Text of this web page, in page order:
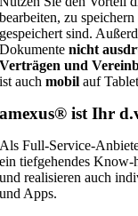
bearbeiten, zu
gespeichert sind.
Dokumentenicht
Verträgen und
ist auchmobil auf
amexus® ist Ihr
Als Full-Service-
ein tiefgehendes Know-
und realisieren auch
und Apps.